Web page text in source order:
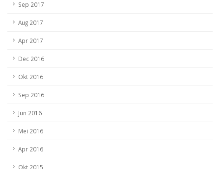
Sep 2017
Aug 2017
Apr 2017
Dec 2016
Okt 2016
Sep 2016
Jun 2016
Mei 2016
Apr 2016
Okt 2015